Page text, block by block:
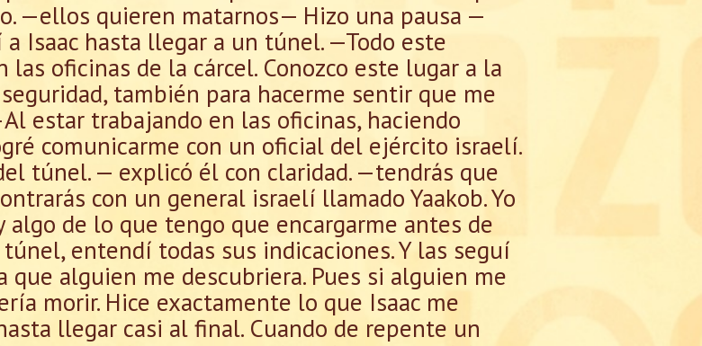
—ellos quieren matarnos— Hizo una pausa —
Isaac hasta llegar a un túnel. —Todo este
oficinas de la cárcel. Conozco este lugar a la
también para hacerme sentir que me
estar trabajando en las oficinas, haciendo
comunicarme con un oficial del ejército israelí.
túnel. — explicó él con claridad. —tendrás que
con un general israelí llamado Yaakob. Yo
de lo que tengo que encargarme antes de
entendí todas sus indicaciones. Y las seguí
que alguien me descubriera. Pues si alguien me
morir. Hice exactamente lo que Isaac me
llegar casi al final. Cuando de repente un